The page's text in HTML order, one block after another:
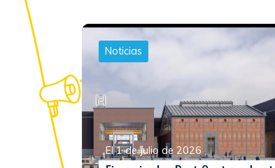
Noticias
El 1 de julio de 2026